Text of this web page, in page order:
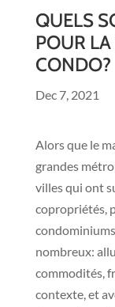
QUELS
POUR
CONDO?
Dec 7, 2021
Alors que le
grandes
villes qui ont
copropriétés,
nombreux:
commodités,
contexte, et